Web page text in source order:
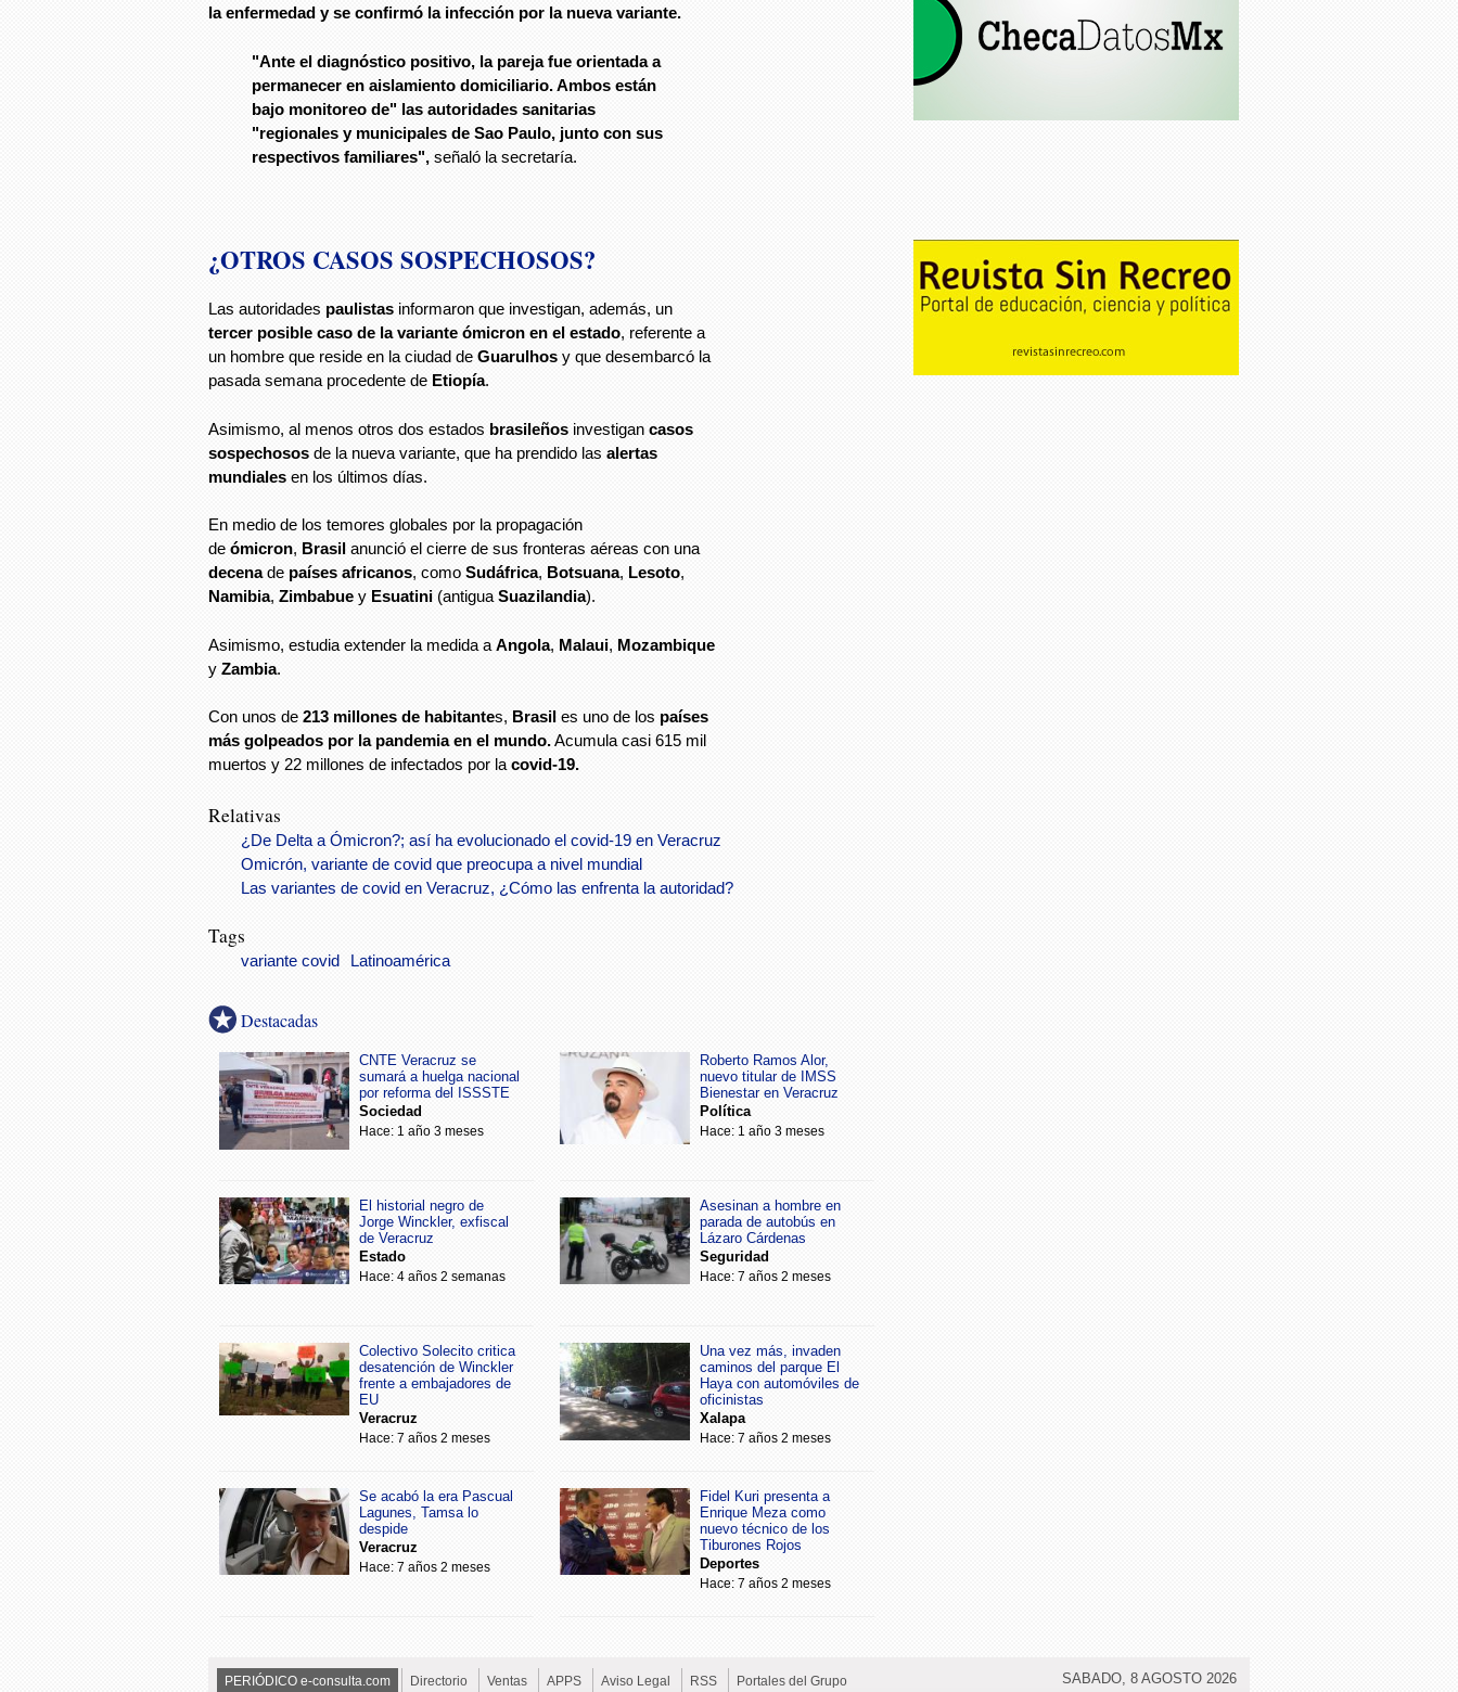
la enfermedad y se confirmó la infección por la nueva variante.
"Ante el diagnóstico positivo, la pareja fue orientada a
permanecer en aislamiento domiciliario. Ambos están
bajo monitoreo de" las autoridades sanitarias
"regionales y municipales de Sao Paulo, junto con sus
respectivos familiares", señaló la secretaría.
¿OTROS CASOS SOSPECHOSOS?
Las autoridades paulistas informaron que investigan, además, un
tercer posible caso de la variante ómicron en el estado, referente a
un hombre que reside en la ciudad de Guarulhos y que desembarcó la
pasada semana procedente de Etiopía.
Asimismo, al menos otros dos estados brasileños investigan casos
sospechosos de la nueva variante, que ha prendido las alertas
mundiales en los últimos días.
En medio de los temores globales por la propagación
de ómicron, Brasil anunció el cierre de sus fronteras aéreas con una
decenade países africanos, como Sudáfrica, Botsuana, Lesoto,
Namibia, Zimbabue y Esuatini (antiguaSuazilandia).
Asimismo, estudia extender la medida a Angola, Malaui, Mozambique
y Zambia.
Con unos de 213 millones de habitantes, Brasil es uno de los países
más golpeados por la pandemia en el mundo.Acumula casi 615 mil
muertos y 22 millones de infectados por lacovid-19.
Relativas
¿De Delta a Ómicron?; así ha evolucionado el covid-19 en Veracruz
Omicrón, variante de covid que preocupa a nivel mundial
Las variantes de covid en Veracruz, ¿Cómo las enfrenta la autoridad?
Tags
variante covid Latinoamérica
Destacadas
CNTE Veracruz se
sumará a huelga nacional
por reforma del ISSSTE
Sociedad
Hace: 1 año 3 meses
Roberto Ramos Alor,
nuevo titular de IMSS
Bienestar en Veracruz
Política
Hace: 1 año 3 meses
El historial negro de
Jorge Winckler, exfiscal
de Veracruz
Estado
Hace: 4 años 2 semanas
Asesinan a hombre en
parada de autobús en
Lázaro Cárdenas
Seguridad
Hace: 7 años 2 meses
Colectivo Solecito critica
desatención de Winckler
frente a embajadores de
EU
Veracruz
Hace: 7 años 2 meses
Una vez más, invaden
caminos del parque El
Haya con automóviles de
oficinistas
Xalapa
Hace: 7 años 2 meses
Se acabó la era Pascual
Lagunes, Tamsa lo
despide
Veracruz
Hace: 7 años 2 meses
Fidel Kuri presenta a
Enrique Meza como
nuevo técnico de los
Tiburones Rojos
Deportes
Hace: 7 años 2 meses
PERIÓDICO e-consulta.com Directorio Ventas APPS Aviso Legal RSS Portales del Grupo SABADO, 8 AGOSTO 2026